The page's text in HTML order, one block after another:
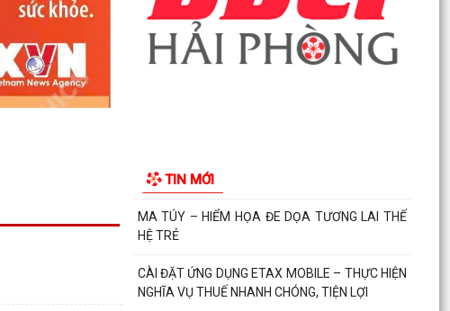
TIN MỚI
Techfest Haiphong 2026 là sự kiện khoa học
công nghệ và đổi mới sáng tạo thường niên lớn
nhất thành...
Các ngày lễ, ngày kỷ niệm nổi bật trong tháng 8
MA TÚY – HIỂM HỌA ĐE DỌA TƯƠNG LAI THẾ
HỆ TRẺ
CÀI ĐẶT ỨNG DỤNG ETAX MOBILE – THỰC HIỆN
NGHĨA VỤ THUẾ NHANH CHÓNG, TIỆN LỢI